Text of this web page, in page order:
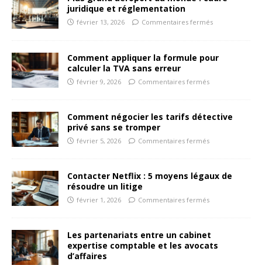
juridique et réglementation
février 13, 2026 Commentaires fermés
Comment appliquer la formule pour
calculer la TVA sans erreur
février 9, 2026 Commentaires fermés
Comment négocier les tarifs détective
privé sans se tromper
février 5, 2026 Commentaires fermés
Contacter Netflix : 5 moyens légaux de
résoudre un litige
février 1, 2026 Commentaires fermés
Les partenariats entre un cabinet
expertise comptable et les avocats
d’affaires